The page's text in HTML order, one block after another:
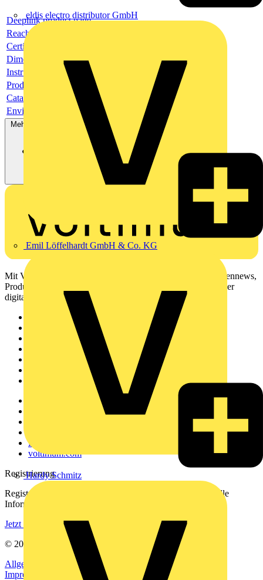
eldis electro distributor GmbH
Emil Löffelhardt GmbH & Co. KG
Hardy Schmitz
Deeplink product page
Reach Declaration URL
Certificate
Dimensioned drawing
Instruction sheet
Product data sheet
Catalogue
Environmental compliance declaration
Mehr anzeigen
Mit Voltimum erhalten Elektrofachkräfte Zugang zu Branchennews,
Produktinformationen, Schulungen und Tools – alles auf einer
digitalen Plattform und Community.
Häufig gestellte Fragen
voltimum.com
Registrierung
Registrieren Sie sich kostenlos und erhalten Sie stets aktuelle
Informationen aus der Elektroindustrie.
Jetzt registrieren
© 2002-
Voltimum
Allgemeine Geschäftsbedingungen
Datenschutzerklärung
Impressum